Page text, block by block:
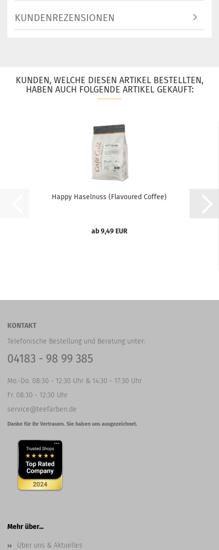
KUNDENREZENSIONEN
KUNDEN, WELCHE DIESEN ARTIKEL BESTELLTEN,
HABEN AUCH FOLGENDE ARTIKEL GEKAUFT:
Happy Haselnuss (Flavoured Coffee)
ab 9,49 EUR
KONTAKT
Telefonische Bestellung und Beratung unter:
04183 - 98 99 385
Mo.-Do. 08:30 - 12:30 Uhr & 14:30 - 17:30 Uhr
Fr. 08:30 - 12:30 Uhr
service@teefarben.de
Danke für Ihr Vertrauen. Sie haben uns ausgezeichnet.
Mehr über...
Über uns & Aktuelles